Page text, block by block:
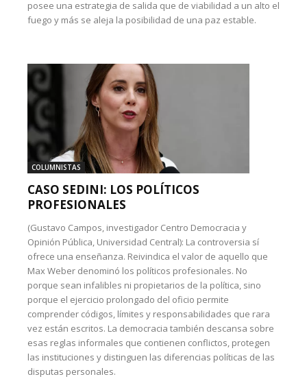
posee una estrategia de salida que de viabilidad a un alto el
fuego y más se aleja la posibilidad de una paz estable.
COLUMNISTAS
CASO SEDINI: LOS POLÍTICOS
PROFESIONALES
(Gustavo Campos, investigador Centro Democracia y
Opinión Pública, Universidad Central): La controversia sí
ofrece una enseñanza. Reivindica el valor de aquello que
Max Weber denominó los políticos profesionales. No
porque sean infalibles ni propietarios de la política, sino
porque el ejercicio prolongado del oficio permite
comprender códigos, límites y responsabilidades que rara
vez están escritos. La democracia también descansa sobre
esas reglas informales que contienen conflictos, protegen
las instituciones y distinguen las diferencias políticas de las
disputas personales.